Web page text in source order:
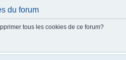
du forum
tous les cookies de ce forum?